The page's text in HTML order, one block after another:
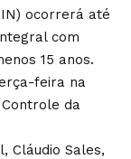
ocorrerá até
com
15 anos.
feira na
da
Cláudio Sales,